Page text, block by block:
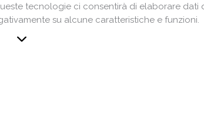
tecnologie ci consentirà di elaborare
su alcune caratteristiche e funzioni.